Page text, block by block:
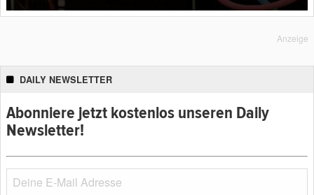
Anzeige
DAILY NEWSLETTER
Abonniere jetzt kostenlos unseren Daily
Newsletter!